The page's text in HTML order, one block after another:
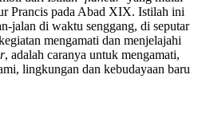
Prancis pada Abad XIX. Istilah ini
jalan di waktu senggang, di seputar
mengamati dan menjelajahi
, adalah caranya untuk mengamati,
lingkungan dan kebudayaan baru